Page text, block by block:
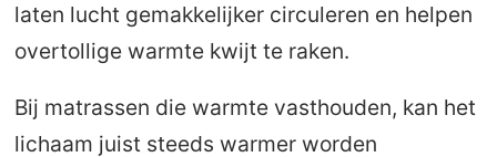
laten lucht gemakkelijker circuleren en helpen
overtollige warmte kwijt te raken.
Bij matrassen die warmte vasthouden, kan het
lichaam juist steeds warmer worden